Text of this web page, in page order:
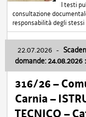
I testi
consultazione
responsabilità degli
22.07.2026 -
domande: 24.08.2026
316/26 –
Carnia –
TECNICO –